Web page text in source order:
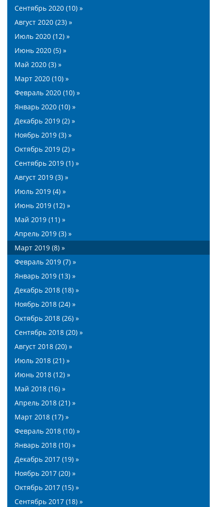
Сентябрь 2020 (10) »
Август 2020 (23) »
Июль 2020 (12) »
Июнь 2020 (5) »
Май 2020 (3) »
Март 2020 (10) »
Февраль 2020 (10) »
Январь 2020 (10) »
Декабрь 2019 (2) »
Ноябрь 2019 (3) »
Октябрь 2019 (2) »
Сентябрь 2019 (1) »
Август 2019 (3) »
Июль 2019 (4) »
Июнь 2019 (12) »
Май 2019 (11) »
Апрель 2019 (3) »
Март 2019 (8) »
Февраль 2019 (7) »
Январь 2019 (13) »
Декабрь 2018 (18) »
Ноябрь 2018 (24) »
Октябрь 2018 (26) »
Сентябрь 2018 (20) »
Август 2018 (20) »
Июль 2018 (21) »
Июнь 2018 (12) »
Май 2018 (16) »
Апрель 2018 (21) »
Март 2018 (17) »
Февраль 2018 (10) »
Январь 2018 (10) »
Декабрь 2017 (19) »
Ноябрь 2017 (20) »
Октябрь 2017 (15) »
Сентябрь 2017 (18) »